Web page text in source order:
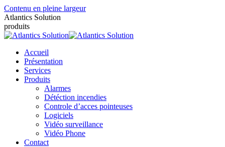
Contenu en pleine largeur
Atlantics Solution
produits
Accueil
Présentation
Services
Produits
Alarmes
Détéction incendies
Controle d’acces pointeuses
Logiciels
Vidéo surveillance
Vidéo Phone
Contact